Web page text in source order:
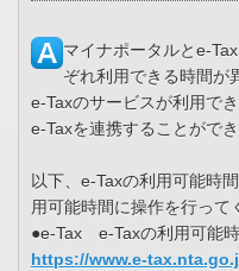
マイナポータルとe-
ぞれ利用できる時間が
e-Taxのサービスが利用で
e-Taxを連携することができ
以下、e-Taxの利用可能時
用可能時間に操作を行って
●e-Tax e-Taxの利用可能
https://www.e-